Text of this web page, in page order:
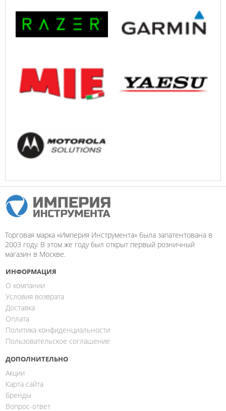
Торговая марка «Империя Инструмента» была запатентована в
2003 году. В этом же году был открыт первый розничный
магазин в Москве.
ИНФОРМАЦИЯ
О компании
Условия возврата
Доставка
Оплата
Политика конфиденциальности
Пользовательское соглашение
ДОПОЛНИТЕЛЬНО
Акции
Карта сайта
Бренды
Вопрос-ответ